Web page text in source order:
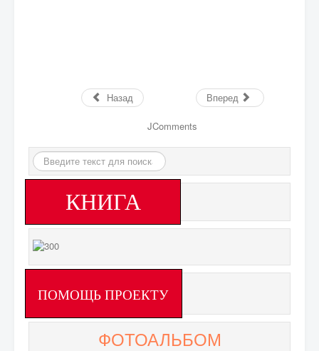
Назад Вперед
JComments
Искать...
КНИГА
ПОМОЩЬ ПРОЕКТУ
ФОТОАЛЬБОМ